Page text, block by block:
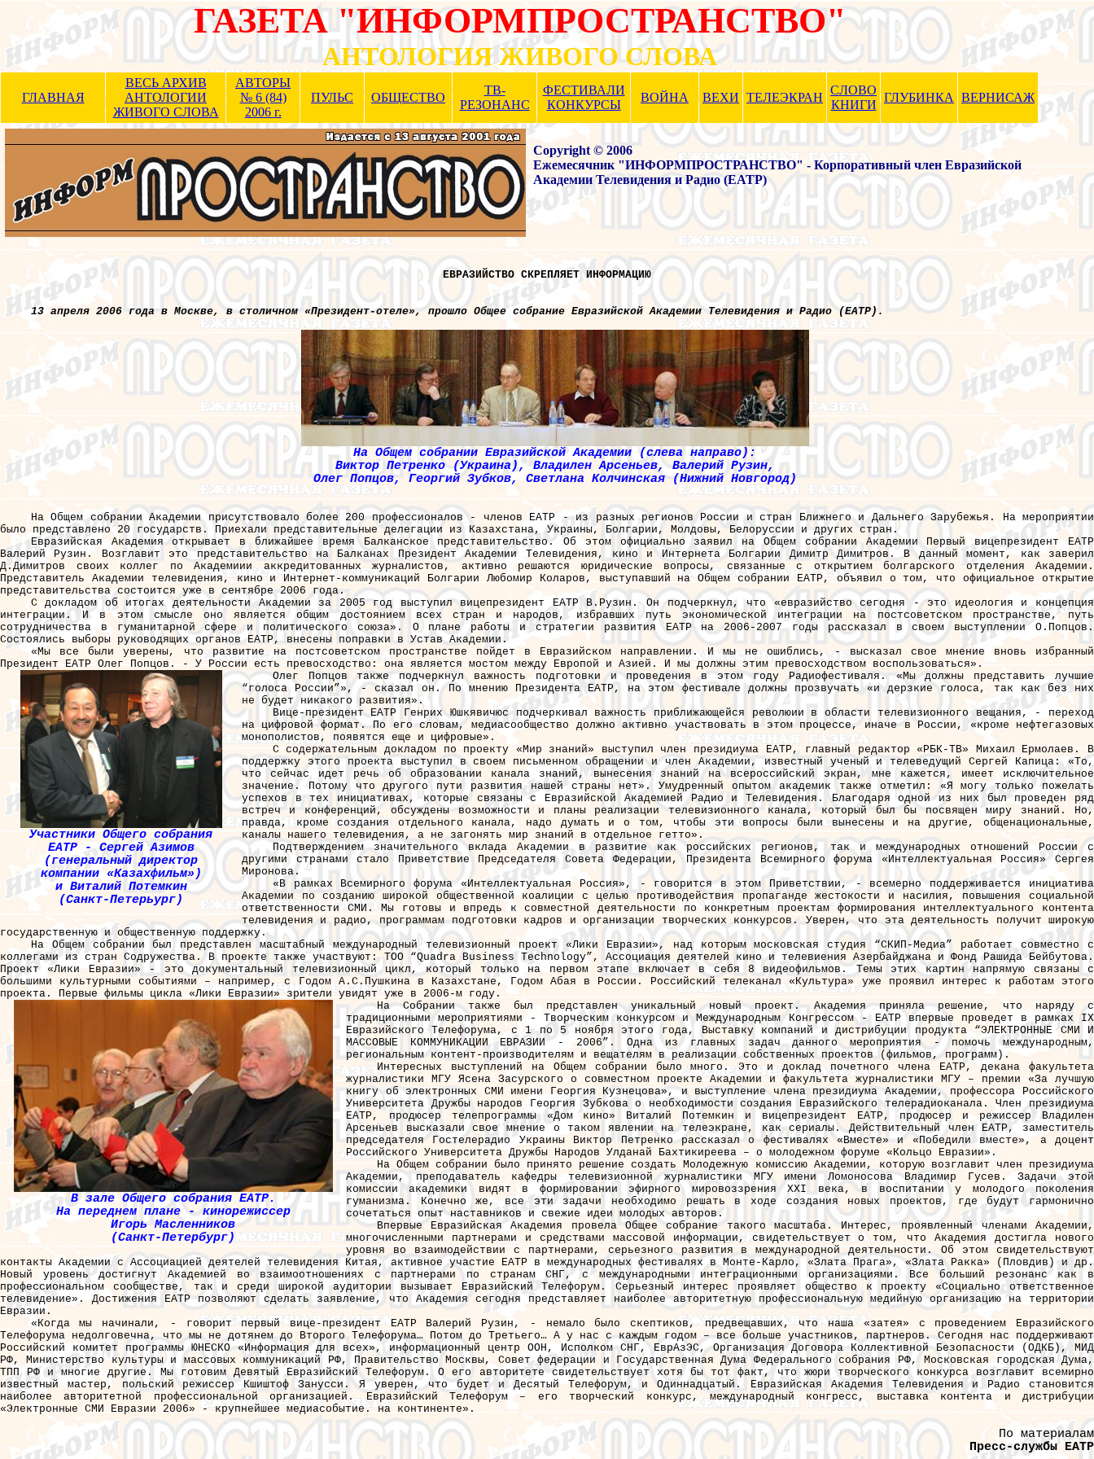
ГАЗЕТА "ИНФОРМПРОСТРАНСТВО"
АНТОЛОГИЯ ЖИВОГО СЛОВА
ГЛАВНАЯ
ВЕСЬ АРХИВ
АНТОЛОГИИ
ЖИВОГО СЛОВА
АВТОРЫ
№ 6 (84)
2006 г.
ПУЛЬС ОБЩЕСТВО
ТВ-
РЕЗОНАНС
ФЕСТИВАЛИ
КОНКУРСЫ
ВОЙНА ВЕХИ ТЕЛЕЭКРАН
СЛОВО
КНИГИ
ГЛУБИНКА ВЕРНИСАЖ
Copyright © 2006
Ежемесячник "ИНФОРМПРОСТРАНСТВО" - Корпоративный член Евразийской
Академии Телевидения и Радио (ЕАТР)
ЕВРАЗИЙСТВО СКРЕПЛЯЕТ ИНФОРМАЦИЮ
13 апреля 2006 года в Москве, в столичном «Президент-отеле», прошло Общее собрание Евразийской Академии Телевидения и Радио (ЕАТР).
На Общем собрании Евразийской Академии (слева направо):
Виктор Петренко (Украина), Владилен Арсеньев, Валерий Рузин,
Олег Попцов, Георгий Зубков, Светлана Колчинская (Нижний Новгород)
На Общем собрании Академии присутствовало более 200 профессионалов - членов ЕАТР - из разных регионов России и стран Ближнего и Дальнего Зарубежья. На мероприятии
было представлено 20 государств. Приехали представительные делегации из Казахстана, Украины, Болгарии, Молдовы, Белоруссии и других стран.
Евразийская Академия открывает в ближайшее время Балканское представительство. Об этом официально заявил на Общем собрании Академии Первый вицепрезидент ЕАТР
Валерий Рузин. Возглавит это представительство на Балканах Президент Академии Телевидения, кино и Интернета Болгарии Димитр Димитров. В данный момент, как заверил
Д.Димитров своих коллег по Академиии аккредитованных журналистов, активно решаются юридические вопросы, связанные с открытием болгарского отделения Академии.
Представитель Академии телевидения, кино и Интернет-коммуникаций Болгарии Любомир Коларов, выступавший на Общем собрании ЕАТР, объявил о том, что официальное открытие
представительства состоится уже в сентябре 2006 года.
С докладом об итогах деятельности Академии за 2005 год выступил вицепрезидент ЕАТР В.Рузин. Он подчеркнул, что «евразийство сегодня - это идеология и концепция
интеграции. И в этом смысле оно является общим достоянием всех стран и народов, избравших путь экономической интеграции на постсоветском пространстве, путь
сотрудничества в гуманитарной сфере и политического союза». О плане работы и стратегии развития ЕАТР на 2006-2007 годы рассказал в своем выступлении О.Попцов.
Состоялись выборы руководящих органов ЕАТР, внесены поправки в Устав Академии.
«Мы все были уверены, что развитие на постсоветском пространстве пойдет в Евразийском направлении. И мы не ошиблись, - высказал свое мнение вновь избранный
Президент ЕАТР Олег Попцов. - У России есть превосходство: она является мостом между Европой и Азией. И мы должны этим превосходством воспользоваться».
Участники Общего собрания
ЕАТР - Сергей Азимов
(генеральный директор
компании «Казахфильм»)
и Виталий Потемкин
(Санкт-Петерьург)
Олег Попцов также подчеркнул важность подготовки и проведения в этом году Радиофестиваля. «Мы должны представить лучшие
“голоса России”», - сказал он. По мнению Президента ЕАТР, на этом фестивале должны прозвучать «и дерзкие голоса, так как без них
не будет никакого развития».
Вице-президент ЕАТР Генрих Юшкявичюс подчеркивал важность приближающейся революии в области телевизионного вещания, - переход
на цифровой формат. По его словам, медиасообщество должно активно участвовать в этом процессе, иначе в России, «кроме нефтегазовых
монополистов, появятся еще и цифровые».
С содержательным докладом по проекту «Мир знаний» выступил член президиума ЕАТР, главный редактор «РБК-ТВ» Михаил Ермолаев. В
поддержку этого проекта выступил в своем письменном обращении и член Академии, известный ученый и телеведущий Сергей Капица: «То,
что сейчас идет речь об образовании канала знаний, вынесения знаний на всероссийский экран, мне кажется, имеет исключительное
значение. Потому что другого пути развития нашей страны нет». Умудренный опытом академик также отметил: «Я могу только пожелать
успехов в тех инициативах, которые связаны с Евразийской Академией Радио и Телевидения. Благодаря одной из них был проведен ряд
встреч и конференций, обсуждены возможности и планы реализации телевизионного канала, который был бы посвящен миру знаний. Но,
правда, кроме создания отдельного канала, надо думать и о том, чтобы эти вопросы были вынесены и на другие, общенациональные,
каналы нашего телевидения, а не загонять мир знаний в отдельное гетто».
Подтверждением значительного вклада Академии в развитие как российских регионов, так и международных отношений России с
другими странами стало Приветствие Председателя Совета Федерации, Президента Всемирного форума «Интеллектуальная Россия» Сергея
Миронова.
«В рамках Всемирного форума «Интеллектуальная Россия», - говорится в этом Приветствии, - всемерно поддерживается инициатива
Академии по созданию широкой общественной коалиции с целью противодействия пропаганде жестокости и насилия, повышения социальной
ответственности СМИ. Мы готовы и впредь к совместной деятельности по конкретным проектам формирования интеллектуального контента
телевидения и радио, программам подготовки кадров и организации творческих конкурсов. Уверен, что эта деятельность получит широкую
государственную и общественную поддержку.
На Общем собрании был представлен масштабный международный телевизионный проект «Лики Евразии», над которым московская студия “СКИП-Медиа” работает совместно с
коллегами из стран Содружества. В проекте также участвуют: ТОО “Quadra Business Technology”, Ассоциация деятелей кино и телевиения Азербайджана и Фонд Рашида Бейбутова.
Проект «Лики Евразии» - это документальный телевизионный цикл, который только на первом этапе включает в себя 8 видеофильмов. Темы этих картин напрямую связаны с
большими культурными событиями – например, с Годом А.С.Пушкина в Казахстане, Годом Абая в России. Российский телеканал «Культура» уже проявил интерес к работам этого
проекта. Первые фильмы цикла «Лики Евразии» зрители увидят уже в 2006-м году.
В зале Общего собрания ЕАТР.
На переднем плане - кинорежиссер
Игорь Масленников
(Санкт-Петербург)
На Собрании также был представлен уникальный новый проект. Академия приняла решение, что наряду с
традиционными мероприятиями - Творческим конкурсом и Международным Конгрессом - ЕАТР впервые проведет в рамках IX
Евразийского Телефорума, с 1 по 5 ноября этого года, Выставку компаний и дистрибуции продукта “ЭЛЕКТРОННЫЕ СМИ И
МАССОВЫЕ КОММУНИКАЦИИ ЕВРАЗИИ - 2006”. Одна из главных задач данного мероприятия - помочь международным,
региональным контент-производителям и вещателям в реализации собственных проектов (фильмов, программ).
Интересных выступлений на Общем собрании было много. Это и доклад почетного члена ЕАТР, декана факультета
журналистики МГУ Ясена Засурского о совместном проекте Академии и факультета журналистики МГУ – премии «За лучшую
книгу об электронных СМИ имени Георгия Кузнецова», и выступление члена президиума Академии, профессора Российского
Университета Дружбы народов Георгия Зубкова о необходимости создания Евразийского телерадиоканала. Член президиума
ЕАТР, продюсер телепрограммы «Дом кино» Виталий Потемкин и вицепрезидент ЕАТР, продюсер и режиссер Владилен
Арсеньев высказали свое мнение о таком явлении на телеэкране, как сериалы. Действительный член ЕАТР, заместитель
председателя Гостелерадио Украины Виктор Петренко рассказал о фестивалях «Вместе» и «Победили вместе», а доцент
Российского Университета Дружбы Народов Улданай Бахтикиреева – о молодежном форуме «Кольцо Евразии».
На Общем собрании было принято решение создать Молодежную комиссию Академии, которую возглавит член президиума
Академии, преподаватель кафедры телевизионной журналистики МГУ имени Ломоносова Владимир Гусев. Задачи этой
комиссии академики видят в формировании эфирного мировоззрения XXI века, в воспитании у молодого поколения
гуманизма. Конечно же, все эти задачи необходимо решать в ходе создания новых проектов, где будут гармонично
сочетаться опыт наставников и свежие идеи молодых авторов.
Впервые Евразийская Академия провела Общее собрание такого масштаба. Интерес, проявленный членами Академии,
многочисленными партнерами и средствами массовой информации, свидетельствует о том, что Академия достигла нового
уровня во взаимодействии с партнерами, серьезного развития в международной деятельности. Об этом свидетельствуют
контакты Академии с Ассоциацией деятелей телевидения Китая, активное участие ЕАТР в международных фестивалях в Монте-Карло, «Злата Прага», «Злата Ракка» (Пловдив) и др.
Новый уровень достигнут Академией во взаимоотношениях с партнерами по странам СНГ, с международными интеграционными организациями. Все больший резонанс как в
профессиональном сообществе, так и среди широкой аудитории вызывает Евразийский Телефорум. Серьезный интерес проявляет общество к проекту «Социально ответственное
телевидение». Достижения ЕАТР позволяют сделать заявление, что Академия сегодня представляет наиболее авторитетную профессиональную медийную организацию на территории
Евразии.
«Когда мы начинали, - говорит первый вице-президент ЕАТР Валерий Рузин, - немало было скептиков, предвещавших, что наша «затея» с проведением Евразийского
Телефорума недолговечна, что мы не дотянем до Второго Телефорума… Потом до Третьего… А у нас с каждым годом – все больше участников, партнеров. Сегодня нас поддерживают
Российский комитет программы ЮНЕСКО «Информация для всех», информационный центр ООН, Исполком СНГ, ЕврАзЭС, Организация Договора Коллективной Безопасности (ОДКБ), МИД
РФ, Министерство культуры и массовых коммуникаций РФ, Правительство Москвы, Совет федерации и Государственная Дума Федерального собрания РФ, Московская городская Дума,
ТПП РФ и многие другие. Мы готовим Девятый Евразийский Телефорум. О его авторитете свидетельствует хотя бы тот факт, что жюри творческого конкурса возглавит всемирно
известный мастер, польский режиссер Кшиштоф Занусси. Я уверен, что будет и Десятый Телефорум, и Одиннадцатый. Евразийская Академия Телевидения и Радио становится
наиболее авторитетной профессиональной организацией. Евразийский Телефорум – его творческий конкурс, международный конгресс, выставка контента и дистрибуции
«Электронные СМИ Евразии 2006» - крупнейшее медиасобытие. на континенте».
По материалам
Пресс-службы ЕАТР